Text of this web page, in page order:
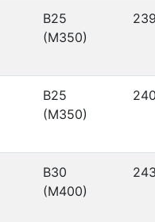
В25
(М350)
В25
(М350)
В30
(М400)